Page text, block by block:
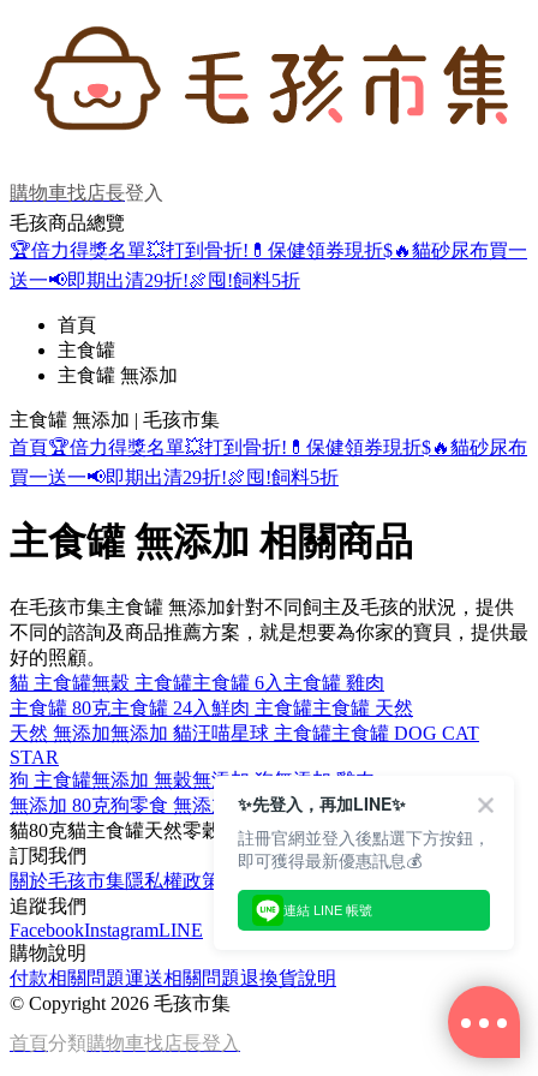
購物車找店長登入
毛孩商品總覽
🏆倍力得獎名單💥打到骨折! 💊保健領券現折$🔥貓砂尿布買一
送一📢即期出清29折!🍖囤!飼料5折
首頁
主食罐
主食罐 無添加
主食罐 無添加 | 毛孩市集
首頁🏆倍力得獎名單💥打到骨折! 💊保健領券現折$🔥貓砂尿布
買一送一📢即期出清29折!🍖囤!飼料5折
主食罐 無添加 相關商品
在毛孩市集主食罐 無添加針對不同飼主及毛孩的狀況，提供
不同的諮詢及商品推薦方案，就是想要為你家的寶貝，提供最
好的照顧。
貓 主食罐無穀 主食罐主食罐 6入 主食罐 雞肉
主食罐 80克主食罐 24入鮮肉 主食罐主食罐 天然
天然 無添加無添加 貓汪喵星球 主食罐主食罐 DOG CAT
STAR
狗 主食罐無添加 無穀無添加 狗無添加 雞肉
無添加 80克狗零食 無添加 貓主食罐 無添加 無添加 鮮肉
貓80克貓主食罐天然零穀
訂閱我們
關於毛孩市集隱私權政策
追蹤我們
FacebookInstagramLINE
購物說明
付款相關問題運送相關問題退換貨說明
© Copyright 2026 毛孩市集
首頁分類購物車找店長登入
✨先登入，再加LINE✨
註冊官網並登入後點選下方按鈕，
即可獲得最新優惠訊息💰
連結 LINE 帳號